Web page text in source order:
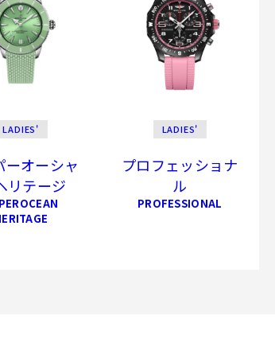
LADIES'
ーオーシャ
リテージ
LADIES'
プロフェッショナ
ル
PROFESSIONAL